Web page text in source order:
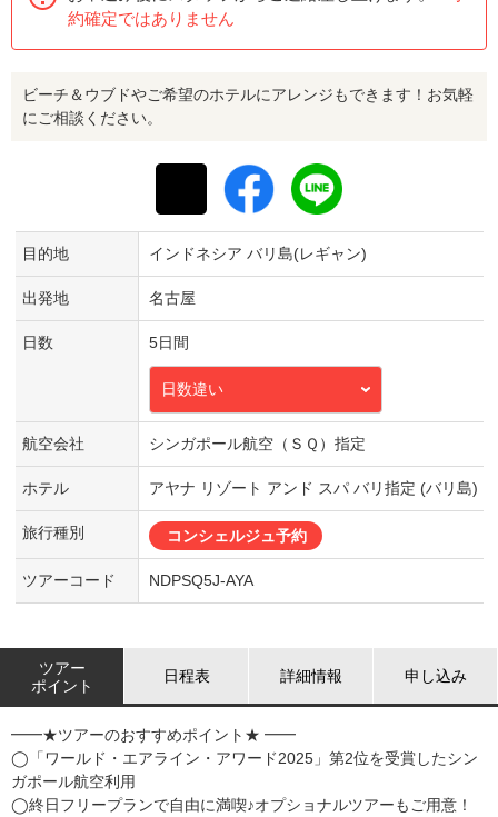
約確定ではありません
ビーチ＆ウブドやご希望のホテルにアレンジもできます！お気軽
にご相談ください。
目的地 インドネシア バリ島(レギャン)
出発地 名古屋
日数 5日間
日数違い
航空会社 シンガポール航空（ＳＱ）指定
ホテル アヤナ リゾート アンド スパ バリ指定 (バリ島)
旅行種別 コンシェルジュ予約
ツアーコード NDPSQ5J-AYA
ツアー
ポイント
日程表 詳細情報 申し込み
━━★ツアーのおすすめポイント★ ━━
◯「ワールド・エアライン・アワード2025」第2位を受賞したシン
ガポール航空利用
◯終日フリープランで自由に満喫♪オプショナルツアーもご用意！